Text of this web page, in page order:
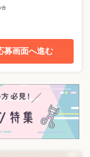
合
募画面へ進む